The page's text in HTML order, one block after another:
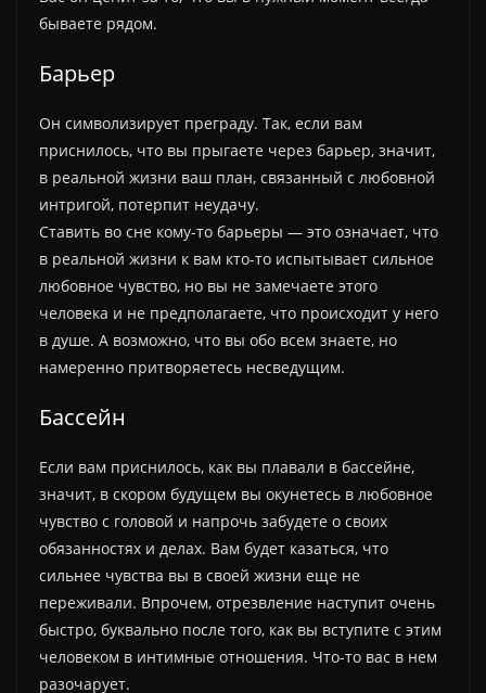
бываете рядом.
Барьер
Он символизирует преграду. Так, если вам
приснилось, что вы прыгаете через барьер, значит,
в реальной жизни ваш план, связанный с любовной
интригой, потерпит неудачу.
Ставить во сне кому-то барьеры — это означает, что
в реальной жизни к вам кто-то испытывает сильное
любовное чувство, но вы не замечаете этого
человека и не предполагаете, что происходит у него
в душе. А возможно, что вы обо всем знаете, но
намеренно притворяетесь несведущим.
Бассейн
Если вам приснилось, как вы плавали в бассейне,
значит, в скором будущем вы окунетесь в любовное
чувство с головой и напрочь забудете о своих
обязанностях и делах. Вам будет казаться, что
сильнее чувства вы в своей жизни еще не
переживали. Впрочем, отрезвление наступит очень
быстро, буквально после того, как вы вступите с этим
человеком в интимные отношения. Что-то вас в нем
разочарует.